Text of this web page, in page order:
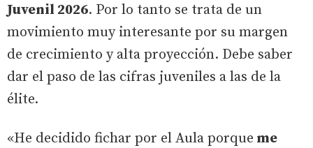
Juvenil 2026. Por lo tanto se trata de un
movimiento muy interesante por su margen
de crecimiento y alta proyección. Debe saber
dar el paso de las cifras juveniles a las de la
élite.
«He decidido fichar por el Aula porque me